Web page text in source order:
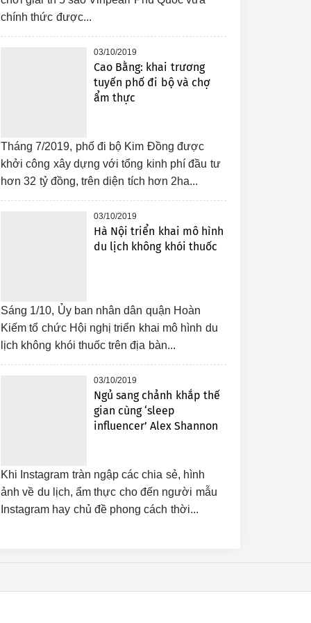
chính thức được...
03/10/2019
Cao Bằng: khai trương
tuyến phố đi bộ và chợ
ẩm thực
Tháng 7/2019, phố đi bộ Kim Đồng được
khởi công xây dựng với tổng kinh phí đầu tư
hơn 32 tỷ đồng, trên diện tích hơn 2ha...
03/10/2019
Hà Nội triển khai mô hình
du lịch không khói thuốc
Sáng 1/10, Ủy ban nhân dân quận Hoàn
Kiếm tổ chức Hội nghị triển khai mô hình du
lịch không khói thuốc trên địa bàn...
03/10/2019
Ngủ sang chảnh khắp thế
gian cùng ‘sleep
influencer’ Alex Shannon
Khi Instagram tràn ngập các chia sẻ, hình
ảnh về du lịch, ẩm thực cho đến người mẫu
Instagram hay chủ đề phong cách thời...